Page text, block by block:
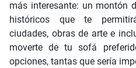
más interesante: un montón
históricos que te
ciudades, obras de arte e
moverte de tu sofá
opciones, tantas que sería